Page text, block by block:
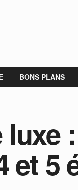
BONS PLANS
luxe
et 5